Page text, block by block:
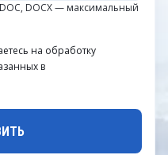
DOCX — максимальный
на обработку
в